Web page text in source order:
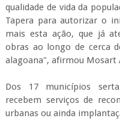
qualidade de vida da
Tapera para autorizar o
mais esta ação, que já
obras ao longo de cerca
alagoana", afirmou Mosart
Dos 17 municípios
recebem serviços de
urbanas ou ainda